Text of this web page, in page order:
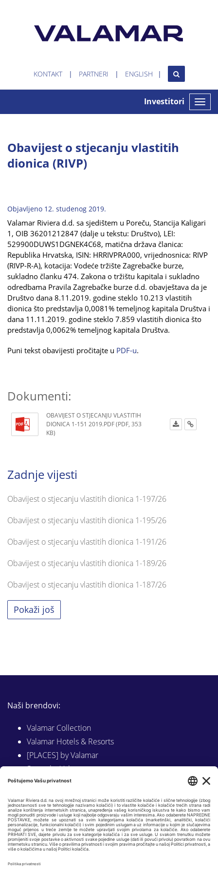
KONTAKT PARTNERI ENGLISH
Toggle
Investitori
Obavijest o stjecanju vlastitih
dionica (RIVP)
Objavljeno 12. studenog 2019.
Valamar Riviera d.d. sa sjedištem u Poreču, Stancija Kaligari
1, OIB 36201212847 (dalje u tekstu: Društvo), LEI:
529900DUWS1DGNEK4C68, matična država članica:
Republika Hrvatska, ISIN: HRRIVPRA000, vrijednosnica: RIVP
(RIVP-R-A), kotacija: Vodeće tržište Zagrebačke burze,
sukladno članku 474. Zakona o tržištu kapitala i sukladno
odredbama Pravila Zagrebačke burze d.d. obavještava da je
Društvo dana 8.11.2019. godine steklo 10.213 vlastitih
dionica što predstavlja 0,0081% temeljnog kapitala Društva i
dana 11.11.2019. godine steklo 7.859 vlastitih dionica što
predstavlja 0,0062% temeljnog kapitala Društva.
Puni tekst obavijesti pročitajte u PDF-u.
Dokumenti:
OBAVIJEST O STJECANJU VLASTITIH
DIONICA 1-151 2019.PDF (PDF, 353
KB)
Zadnje vijesti
Obavijest o stjecanju vlastitih dionica 1-197/26
Obavijest o stjecanju vlastitih dionica 1-195/26
Obavijest o stjecanju vlastitih dionica 1-191/26
Obavijest o stjecanju vlastitih dionica 1-189/26
Obavijest o stjecanju vlastitih dionica 1-187/26
Pokaži još
Naši brendovi:
Valamar Collection
Valamar Hotels & Resorts
[PLACES] by Valamar
Sunny by Valamar
Valamar Camping
Istraži na Valamar.com
Slijedite nas na: